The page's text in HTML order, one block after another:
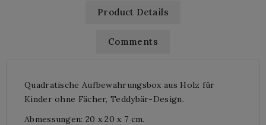
Product Details
Comments
Quadratische Aufbewahrungsbox aus Holz für
Kinder ohne Fächer, Teddybär-Design.
Abmessungen: 20 x 20 x 7 cm.